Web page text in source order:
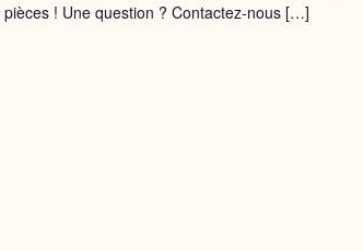
! Une question ? Contactez-nous […]